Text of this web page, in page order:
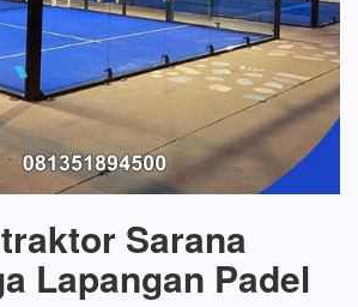
Sarana
Lapangan Padel